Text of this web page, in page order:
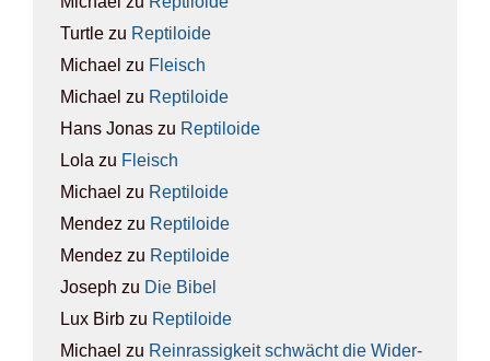
Turtle zu Rep­ti­lo­ide
Michael zu Fleisch
Michael zu Rep­ti­lo­ide
Hans Jonas zu Rep­ti­lo­ide
Lola zu Fleisch
Michael zu Rep­ti­lo­ide
Mendez zu Rep­ti­lo­ide
Mendez zu Rep­ti­lo­ide
Joseph zu Die Bibel
Lux Birb zu Rep­ti­lo­ide
Michael zu Rein­ras­sig­keit schwächt die Wider­